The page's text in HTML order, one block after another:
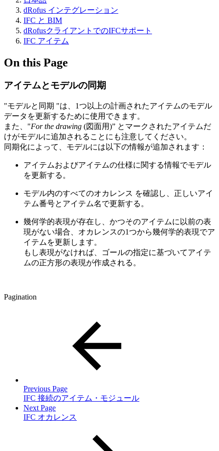
dRofus インテグレーション
IFC と BIM
dRofusクライアントでのIFCサポート
IFC アイテム
On this Page
アイテムとモデルの同期
"モデルと同期 "は、1つ以上の計画されたアイテムのモデル
データを更新するために使用できます。
また、"For the drawing (図面用)” とマークされたアイテムだ
けがモデルに追加されることにも注意してください。
同期化によって、モデルには以下の情報が追加されます：
アイテムおよびアイテムの仕様に関する情報でモデル
を更新する。
モデル内のすべてのオカレンス を確認し、正しいアイ
テム番号とアイテム名で更新する。
幾何学的表現が存在し、かつそのアイテムに以前の表
現がない場合、オカレンスの1つから幾何学的表現でア
イテムを更新します。
もし表現がなければ、ゴールの指定に基づいてアイテ
ムの正方形の表現が作成される。
Pagination
Previous Page
IFC 接続のアイテム・モジュール
Next Page
IFC オカレンス